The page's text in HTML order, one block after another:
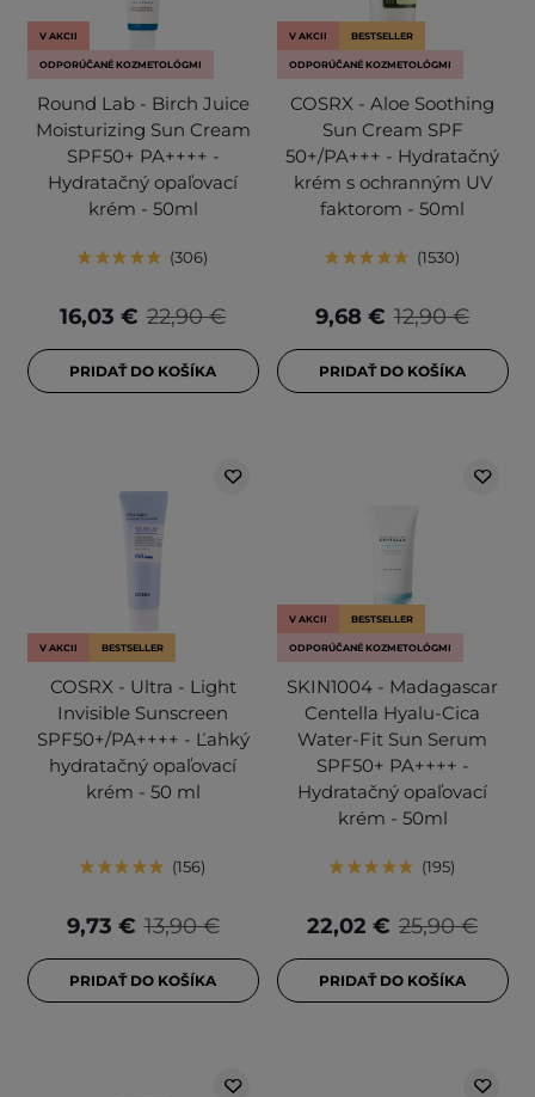
V AKCII
ODPORÚČANÉ KOZMETOLÓGMI
Round Lab - Birch Juice
Moisturizing Sun Cream
SPF50+ PA++++ -
Hydratačný opaľovací
krém - 50ml
306
22,90 €
16,03 €
PRIDAŤ DO KOŠÍKA
V AKCII BESTSELLER
ODPORÚČANÉ KOZMETOLÓGMI
COSRX - Aloe Soothing
Sun Cream SPF
50+/PA+++ - Hydratačný
krém s ochranným UV
faktorom - 50ml
1530
12,90 €
9,68 €
PRIDAŤ DO KOŠÍKA
V AKCII BESTSELLER
COSRX - Ultra - Light
Invisible Sunscreen
SPF50+/PA++++ - Ľahký
hydratačný opaľovací
krém - 50 ml
156
13,90 €
9,73 €
PRIDAŤ DO KOŠÍKA
V AKCII BESTSELLER
ODPORÚČANÉ KOZMETOLÓGMI
SKIN1004 - Madagascar
Centella Hyalu-Cica
Water-Fit Sun Serum
SPF50+ PA++++ -
Hydratačný opaľovací
krém - 50ml
195
25,90 €
22,02 €
PRIDAŤ DO KOŠÍKA